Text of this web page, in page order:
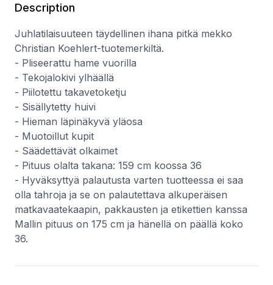
Description
Juhlatilaisuuteen täydellinen ihana pitkä mekko
Christian Koehlert-tuotemerkiltä.
- Pliseerattu hame vuorilla
- Tekojalokivi ylhäällä
- Piilotettu takavetoketju
- Sisällytetty huivi
- Hieman läpinäkyvä yläosa
- Muotoillut kupit
- Säädettävät olkaimet
- Pituus olalta takana: 159 cm koossa 36
- Hyväksyttyä palautusta varten tuotteessa ei saa
olla tahroja ja se on palautettava alkuperäisen
matkavaatekaapin, pakkausten ja etikettien kanssa
Mallin pituus on 175 cm ja hänellä on päällä koko
36.